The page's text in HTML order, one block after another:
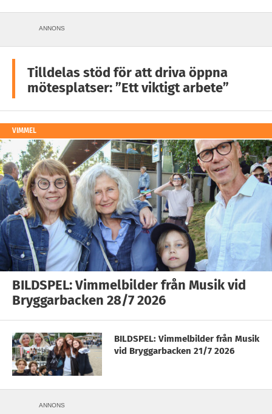
ANNONS
Tilldelas stöd för att driva öppna
mötesplatser: ”Ett viktigt arbete”
VIMMEL
BILDSPEL: Vimmelbilder från Musik vid
Bryggarbacken 28/7 2026
BILDSPEL: Vimmelbilder från Musik
vid Bryggarbacken 21/7 2026
ANNONS